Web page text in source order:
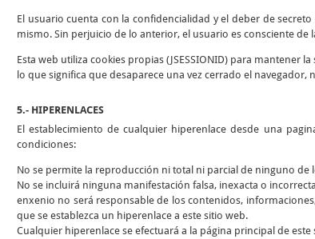
El usuario cuenta con la confidencialidad y el deber de
mismo. Sin perjuicio de lo anterior, el usuario es consciente
Esta web utiliza cookies propias (JSESSIONID) para mantener
lo que significa que desaparece una vez cerrado el
5.- HIPERENLACES
El establecimiento de cualquier hiperenlace desde una
condiciones:
No se permite la reproducción ni total ni parcial de ninguno de
No se incluirá ninguna manifestación falsa, inexacta o
enxenio no será responsable de los contenidos,
que se establezca un hiperenlace a este sitio web.
Cualquier hiperenlace se efectuará a la página principal de este